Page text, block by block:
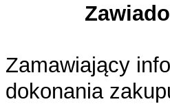
Zamawiający
dokonania